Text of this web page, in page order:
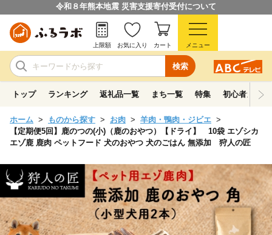
令和８年熊本地震 災害支援寄付受付について
検索
上限額 お気に入り カート メニュー
トップ ランキング 返礼品一覧 まち一覧 特集 初心者ガイド
ホーム ものから探す お肉
羊肉・鴨肉・ジビエ
【定期便5回】鹿のつの(小)（鹿のおやつ）【ドライ】 10袋 エゾシカ
エゾ鹿 鹿肉 ペットフード 犬のおやつ 犬のごはん 無添加 狩人の匠